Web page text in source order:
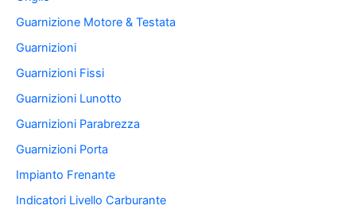
Guarnizione Motore & Testata
Guarnizioni
Guarnizioni Fissi
Guarnizioni Lunotto
Guarnizioni Parabrezza
Guarnizioni Porta
Impianto Frenante
Indicatori Livello Carburante